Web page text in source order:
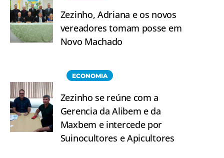
Zezinho, Adriana e os novos
vereadores tomam posse em
Novo Machado
ECONOMIA
Zezinho se reúne com a
Gerencia da Alibem e da
Maxbem e intercede por
Suinocultores e Apicultores